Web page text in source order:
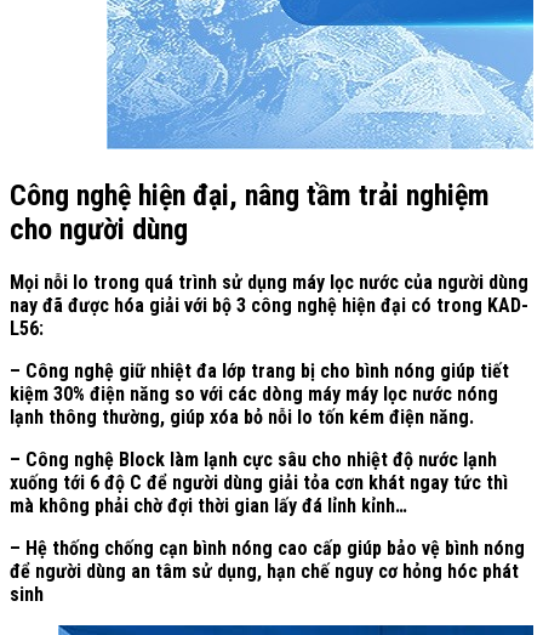
Công nghệ hiện đại, nâng tầm trải nghiệm
cho người dùng
Mọi nỗi lo trong quá trình sử dụng máy lọc nước của người dùng
nay đã được hóa giải với bộ 3 công nghệ hiện đại có trong KAD-
L56:
– Công nghệ giữ nhiệt đa lớp trang bị cho bình nóng giúp tiết
kiệm 30% điện năng so với các dòng máy máy lọc nước nóng
lạnh thông thường, giúp xóa bỏ nỗi lo tốn kém điện năng.
– Công nghệ Block làm lạnh cực sâu cho nhiệt độ nước lạnh
xuống tới 6 độ C để người dùng giải tỏa cơn khát ngay tức thì
mà không phải chờ đợi thời gian lấy đá lỉnh kỉnh…
– Hệ thống chống cạn bình nóng cao cấp giúp bảo vệ bình nóng
để người dùng an tâm sử dụng, hạn chế nguy cơ hỏng hóc phát
sinh